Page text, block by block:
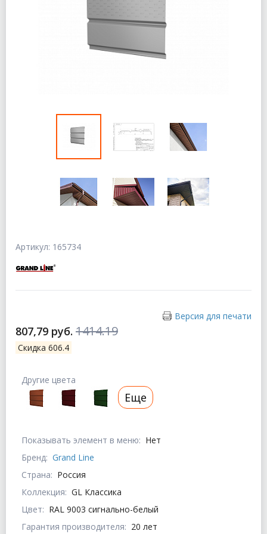
Артикул: 165734
Версия для печати
807,79 руб. 1414.19
Скидка 606.4
Показывать элемент в меню: Нет
Бренд: Grand Line
Страна: Россия
Коллекция: GL Классика
Цвет: RAL 9003 сигнально-белый
Гарантия производителя: 20 лет
Другие цвета
Еще